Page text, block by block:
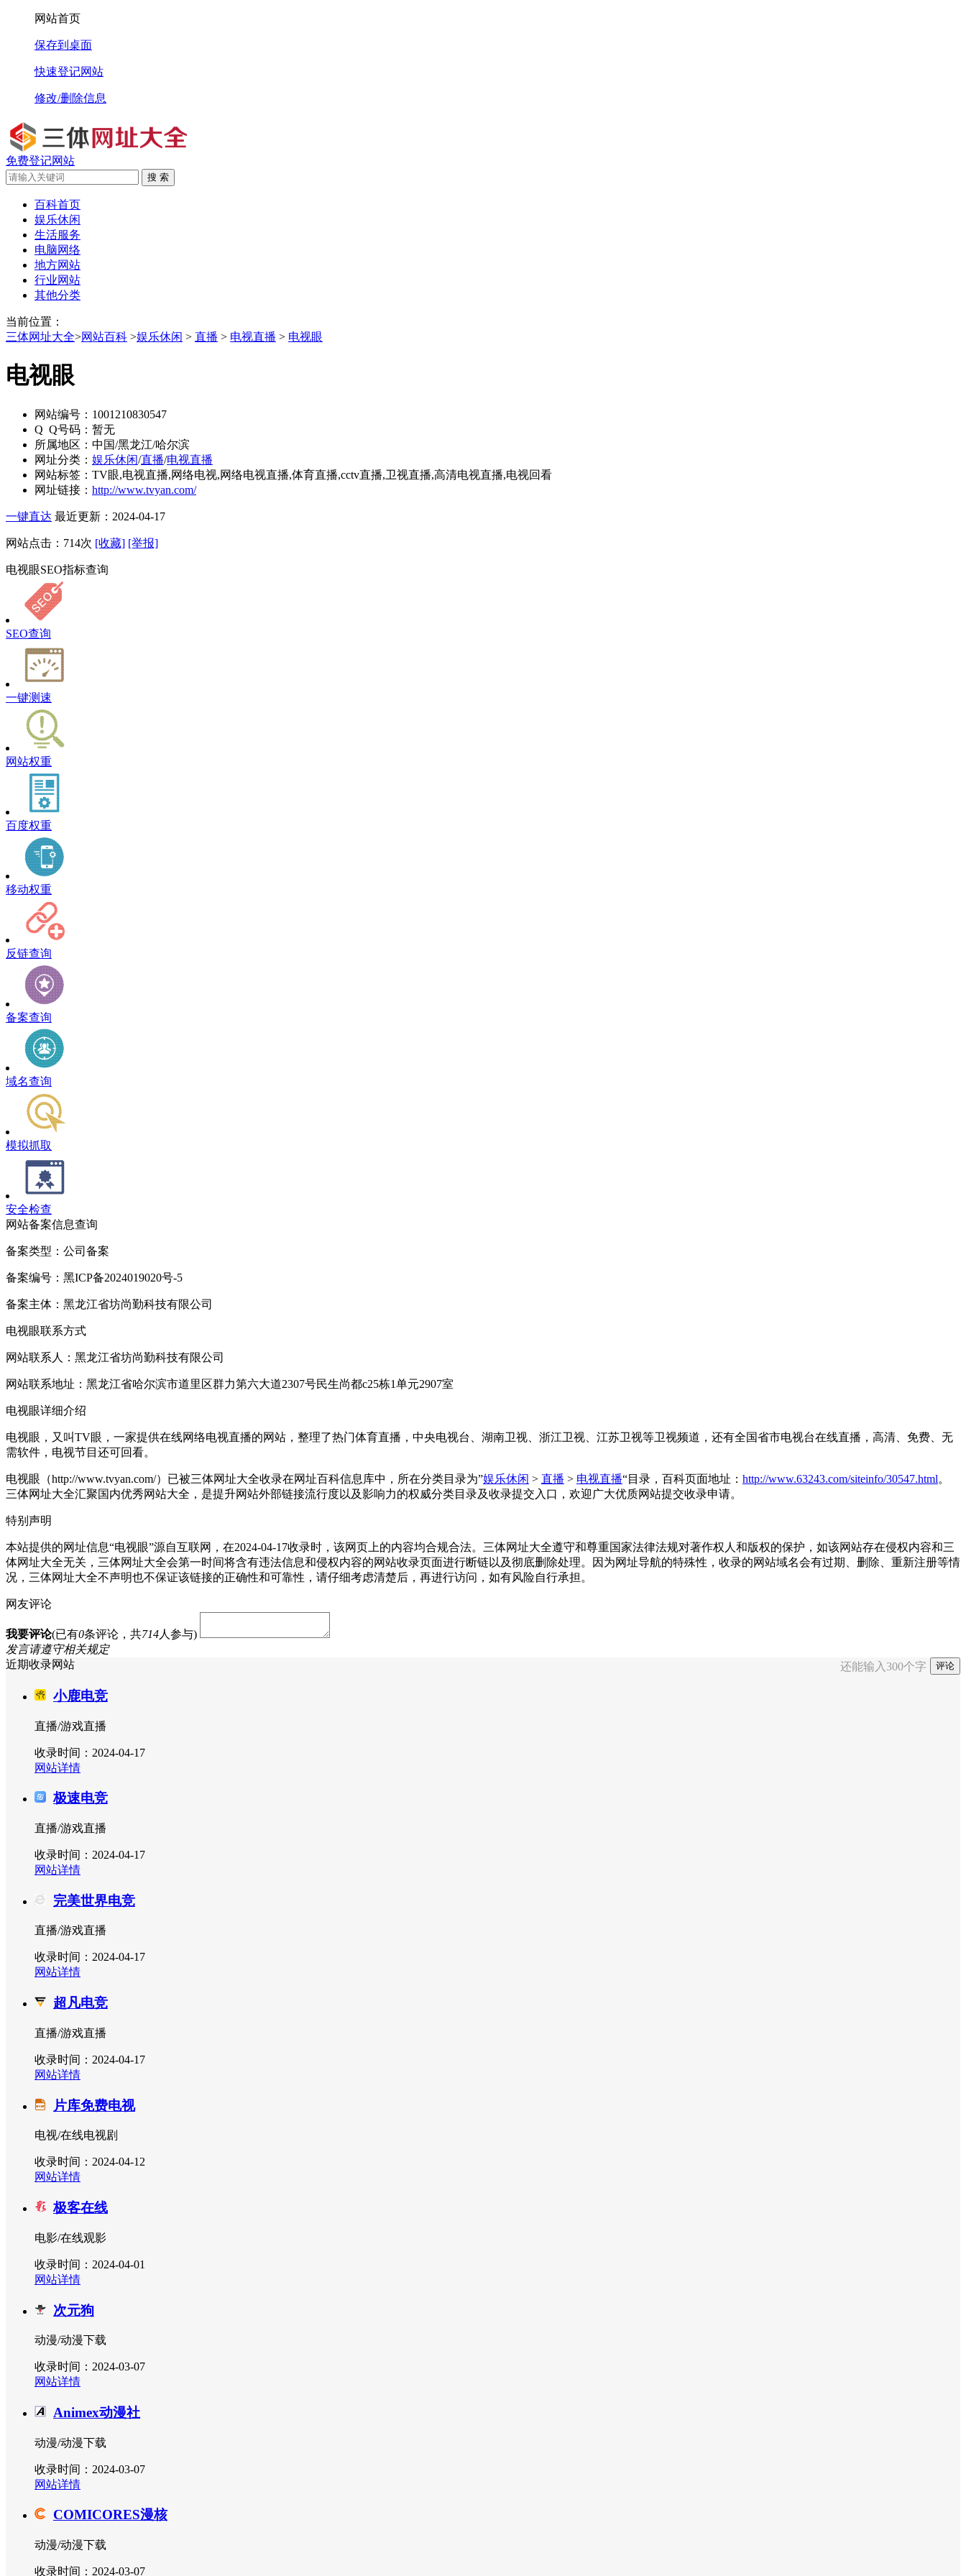
网站首页
保存到桌面
快速登记网站
修改/删除信息
免费登记网站
搜 索
百科首页
娱乐休闲
生活服务
电脑网络
地方网站
行业网站
其他分类
当前位置：
三体网址大全>网站百科 >娱乐休闲 > 直播 > 电视直播 > 电视眼
电视眼
网站编号： 1001210830547
Q Q号码： 暂无
所属地区： 中国/黑龙江/哈尔滨
网址分类： 娱乐休闲/直播/电视直播
网站标签： TV眼,电视直播,网络电视,网络电视直播,体育直播,cctv直播,卫视直播,高清电视直播,电视回看
网址链接： http://www.tvyan.com/
一键直达 最近更新：2024-04-17
网站点击： 714次 [收藏] [举报]
电视眼SEO指标查询
SEO查询
一键测速
网站权重
百度权重
移动权重
反链查询
备案查询
域名查询
模拟抓取
安全检查
网站备案信息查询
备案类型：公司备案
备案编号：黑ICP备2024019020号-5
备案主体：黑龙江省坊尚勤科技有限公司
电视眼联系方式
网站联系人：黑龙江省坊尚勤科技有限公司
网站联系地址：黑龙江省哈尔滨市道里区群力第六大道2307号民生尚都c25栋1单元2907室
电视眼详细介绍
电视眼，又叫TV眼，一家提供在线网络电视直播的网站，整理了热门体育直播，中央电视台、湖南卫视、浙江卫视、江苏卫视等卫视频道，还有全国省市电视台在线直播，高清、免费、无
需软件，电视节目还可回看。
电视眼（http://www.tvyan.com/）已被三体网址大全收录在网址百科信息库中，所在分类目录为”娱乐休闲 > 直播 > 电视直播“目录，百科页面地址： http://www.63243.com/siteinfo/30547.html。
三体网址大全汇聚国内优秀网站大全，是提升网站外部链接流行度以及影响力的权威分类目录及收录提交入口，欢迎广大优质网站提交收录申请。
特别声明
本站提供的网址信息“电视眼”源自互联网，在2024-04-17收录时，该网页上的内容均合规合法。三体网址大全遵守和尊重国家法律法规对著作权人和版权的保护，如该网站存在侵权内容和三
体网址大全无关，三体网址大全会第一时间将含有违法信息和侵权内容的网站收录页面进行断链以及彻底删除处理。因为网址导航的特殊性，收录的网站域名会有过期、删除、重新注册等情
况，三体网址大全不声明也不保证该链接的正确性和可靠性，请仔细考虑清楚后，再进行访问，如有风险自行承担。
网友评论
我要评论(已有0条评论，共714人参与)
发言请遵守相关规定
还能输入 300个字
近期收录网站
小鹿电竞
直播/游戏直播
收录时间：2024-04-17
网站详情
极速电竞
直播/游戏直播
收录时间：2024-04-17
网站详情
完美世界电竞
直播/游戏直播
收录时间：2024-04-17
网站详情
超凡电竞
直播/游戏直播
收录时间：2024-04-17
网站详情
片库免费电视
电视/在线电视剧
收录时间：2024-04-12
网站详情
极客在线
电影/在线观影
收录时间：2024-04-01
网站详情
次元狗
动漫/动漫下载
收录时间：2024-03-07
网站详情
Animex动漫社
动漫/动漫下载
收录时间：2024-03-07
网站详情
COMICORES漫核
动漫/动漫下载
收录时间：2024-03-07